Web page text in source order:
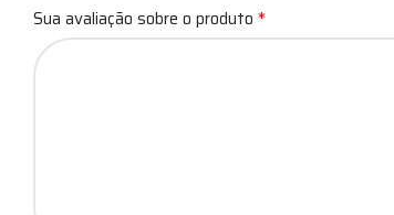
Sua avaliação sobre o produto *